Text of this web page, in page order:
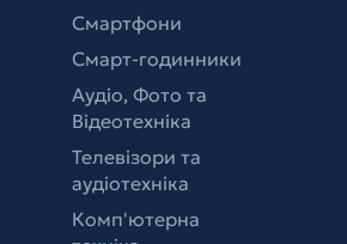
Смартфони
Смарт-годинники
Аудіо, Фото та
Відеотехніка
Телевізори та
аудіотехніка
Комп'ютерна